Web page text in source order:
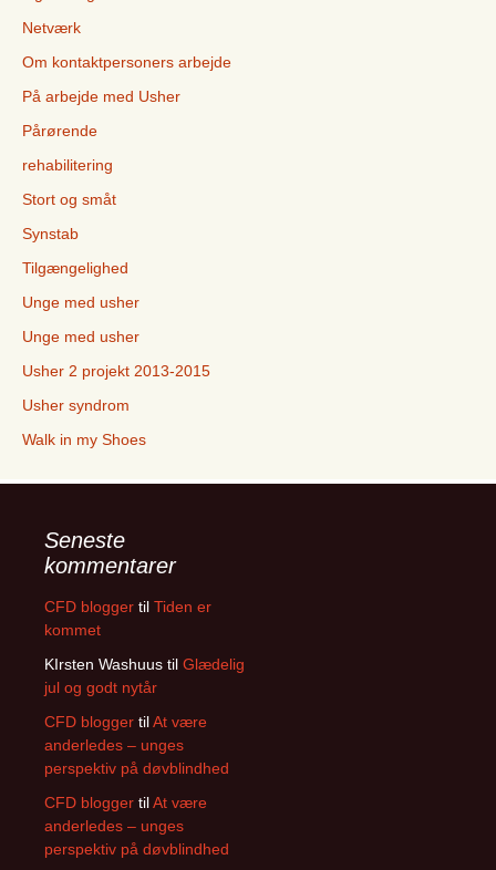
Netværk
Om kontaktpersoners arbejde
På arbejde med Usher
Pårørende
rehabilitering
Stort og småt
Synstab
Tilgængelighed
Unge med usher
Unge med usher
Usher 2 projekt 2013-2015
Usher syndrom
Walk in my Shoes
Seneste
kommentarer
CFD blogger til Tiden er
kommet
KIrsten Washuus til Glædelig
jul og godt nytår
CFD blogger tilAt være
anderledes – unges
perspektiv på døvblindhed
CFD blogger tilAt være
anderledes – unges
perspektiv på døvblindhed